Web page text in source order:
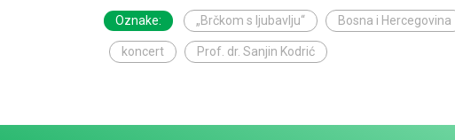
Oznake: „Brčkom s ljubavlju“ Bosna i Hercegovina
koncert Prof. dr. Sanjin Kodrić